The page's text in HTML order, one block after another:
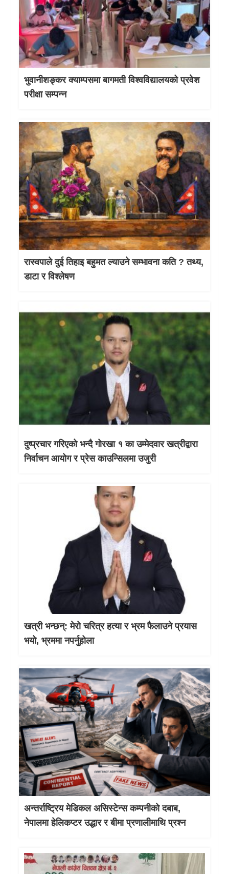
भुवानीशङ्कर क्याम्पसमा बागमती विश्वविद्यालयको प्रवेश
परीक्षा सम्पन्न
रास्वपाले दुई तिहाइ बहुमत ल्याउने सम्भावना कति ? तथ्य,
डाटा र विश्लेषण
दुष्प्रचार गरिएको भन्दै गोरखा १ का उम्मेदवार खत्रीद्वारा
निर्वाचन आयोग र प्रेस काउन्सिलमा उजुरी
खत्री भन्छन्: मेरो चरित्र हत्या र भ्रम फैलाउने प्रयास
भयो, भ्रममा नपर्नुहोला
अन्तर्राष्ट्रिय मेडिकल असिस्टेन्स कम्पनीको दबाब,
नेपालमा हेलिकप्टर उद्धार र बीमा प्रणालीमाथि प्रश्न